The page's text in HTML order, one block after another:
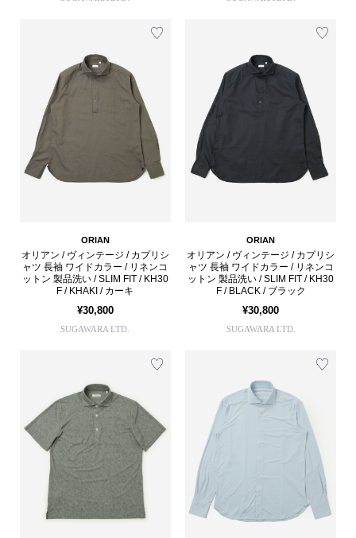
ORIAN
オリアン / ヴィンテージ / カプリシ
ャツ 長袖 ワイドカラー / リネンコ
ットン 製品洗い / SLIM FIT / KH30
F / KHAKI / カーキ
¥30,800
SUGAWARA LTD.
ORIAN
オリアン / ヴィンテージ / カプリシ
ャツ 長袖 ワイドカラー / リネンコ
ットン 製品洗い / SLIM FIT / KH30
F / BLACK / ブラック
¥30,800
SUGAWARA LTD.